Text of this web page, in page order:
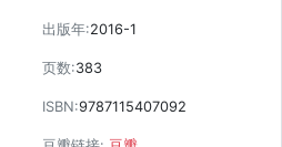
出版年:2016-1
页数:383
ISBN:9787115407092